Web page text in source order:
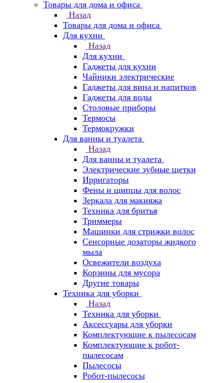
Товары для дома и офиса
Назад
Товары для дома и офиса
Для кухни
Назад
Для кухни
Гаджеты для кухни
Чайники электрические
Гаджеты для вина и напитков
Гаджеты для воды
Столовые приборы
Термосы
Термокружки
Для ванны и туалета
Назад
Для ванны и туалета
Электрические зубные щетки
Ирригаторы
Фены и щипцы для волос
Зеркала для макияжа
Техника для бритья
Триммеры
Машинки для стрижки волос
Сенсорные дозаторы жидкого
мыла
Освежители воздуха
Корзины для мусора
Другие товары
Техника для уборки
Назад
Техника для уборки
Аксессуары для уборки
Комплектующие к пылесосам
Комплектующие к робот-
пылесосам
Пылесосы
Робот-пылесосы